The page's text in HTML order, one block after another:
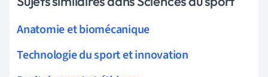
Anatomie et biomécanique
Technologie du sport et innovation